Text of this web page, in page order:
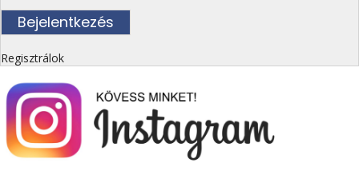
Regisztrálok